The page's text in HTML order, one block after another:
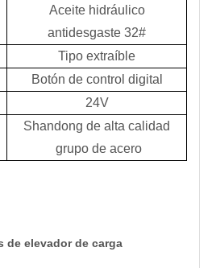
Aceite hidráulico
antidesgaste 32#
Tipo extraíble
Botón de control digital
24V
Shandong de alta calidad
grupo de acero
de elevador de carga